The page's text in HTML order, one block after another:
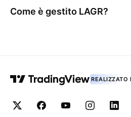
Come è gestito LAGR?
REALIZZATO